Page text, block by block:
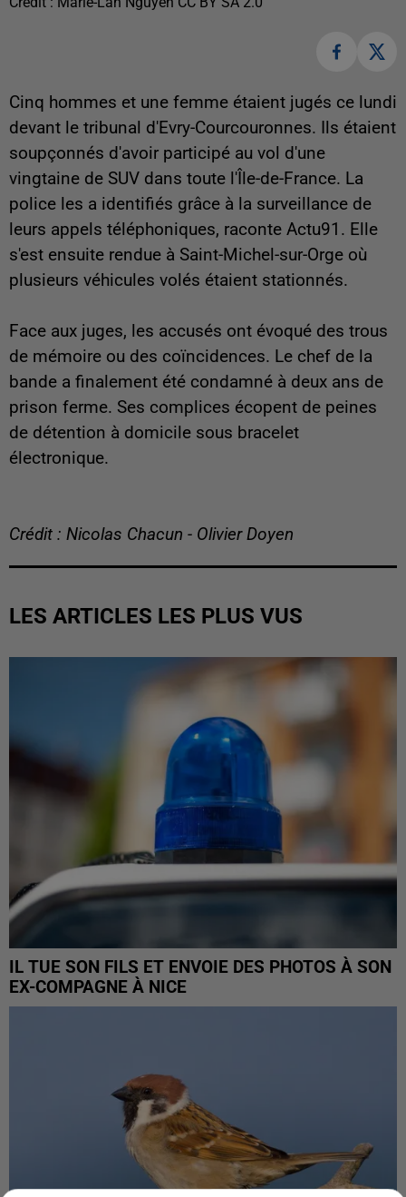
Cinq hommes et une femme étaient jugés ce lundi
devant le tribunal d'Evry-Courcouronnes. Ils étaient
soupçonnés d'avoir participé au vol d'une
vingtaine de SUV dans toute l'Île-de-France. La
police les a identifiés grâce à la surveillance de
leurs appels téléphoniques, raconte Actu91. Elle
s'est ensuite rendue à Saint-Michel-sur-Orge où
plusieurs véhicules volés étaient stationnés.
Face aux juges, les accusés ont évoqué des trous
de mémoire ou des coïncidences. Le chef de la
bande a finalement été condamné à deux ans de
prison ferme. Ses complices écopent de peines
de détention à domicile sous bracelet
électronique.
Crédit : Nicolas Chacun - Olivier Doyen
LES ARTICLES LES PLUS VUS
IL TUE SON FILS ET ENVOIE DES PHOTOS À SON
EX-COMPAGNE À NICE